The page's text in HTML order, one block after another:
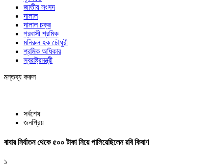
জাতীয় সংসদ
দালাল
দালাল চক্র
প্রবাসী শ্রমিক
মনিরুল হক চৌধুরী
শ্রমিক অধিকার
স্বরাষ্ট্রমন্ত্রী
মন্তব্য করুন
সর্বশেষ
জনপ্রিয়
বাবার নির্যাতন থেকে ৫০০ টাকা নিয়ে পালিয়েছিলেন রবি কিষাণ
১